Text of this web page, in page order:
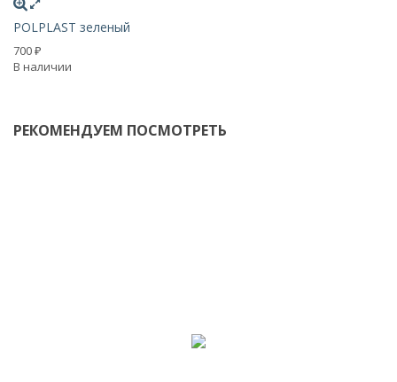
POLPLAST зеленый
700 ₽
В наличии
РЕКОМЕНДУЕМ ПОСМОТРЕТЬ